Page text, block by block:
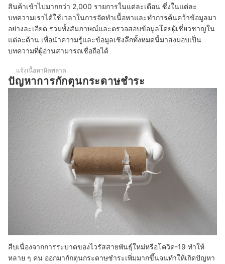
สินค้าเข้าไปมากกว่า 2,000 รายการในแต่ละเดือน ซึ่งในแต่ละ
บทความเราได้ใช้เวลาในการจัดทำเนื้อหาและทำการค้นคว้าข้อมูลมา
อย่างละเอียด รวมทั้งสัมภาษณ์และตรวจสอบข้อมูลโดยผู้เชี่ยวชาญใน
แต่ละด้าน เพื่อนำความรู้และข้อมูลเชิงลึกทั้งหมดนี้มาส่งมอบเป็น
บทความที่ผู้อ่านสามารถเชื่อถือได้
แจ้งเนื้อหาผิดพลาด
ปัญหาการกักตุนกระดาษชำระ
สืบเนื่องจากการระบาดของไวรัสสายพันธุ์ใหม่หรือโควิด-19 ทำให้
หลาย ๆ คน ออกมากักตุนกระดาษชำระเพิ่มมากขึ้นจนทำให้เกิดปัญหา